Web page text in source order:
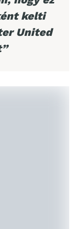
kelti
United